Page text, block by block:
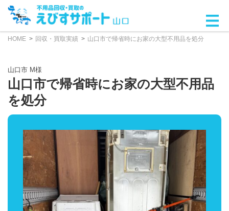
HOME 回収・買取実績 山口市で帰省時にお家の大型不用品を処分
山口市 M様
山口市で帰省時にお家の大型不用品
を処分